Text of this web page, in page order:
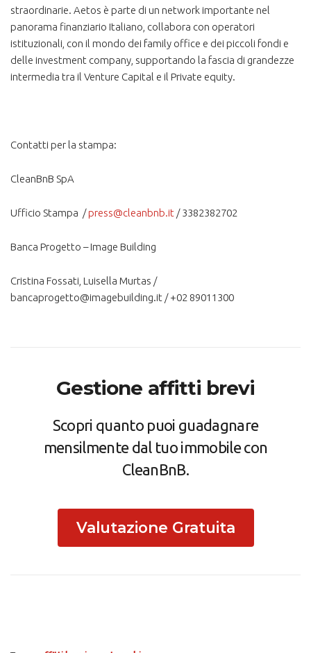
straordinarie. Aetos è parte di un network importante nel
panorama finanziario Italiano, collabora con operatori
istituzionali, con il mondo dei family office e dei piccoli fondi e
delle investment company, supportando la fascia di grandezze
intermedia tra il Venture Capital e il Private equity.
Contatti per la stampa:
CleanBnB SpA
Ufficio Stampa /press@cleanbnb.it / 3382382702
Banca Progetto – Image Building
Cristina Fossati, Luisella Murtas /
bancaprogetto@imagebuilding.it / +02 89011300
Gestione affitti brevi
Scopri quanto puoi guadagnare
mensilmente dal tuo immobile con
CleanBnB.
Valutazione Gratuita